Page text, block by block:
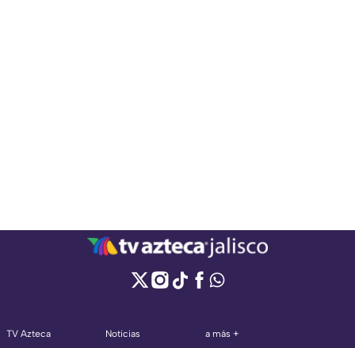
TV Azteca
Noticias
a más +